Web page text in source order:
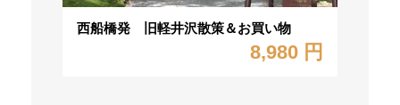
西船橋発 旧軽井沢散策＆お買い物
8,980 円